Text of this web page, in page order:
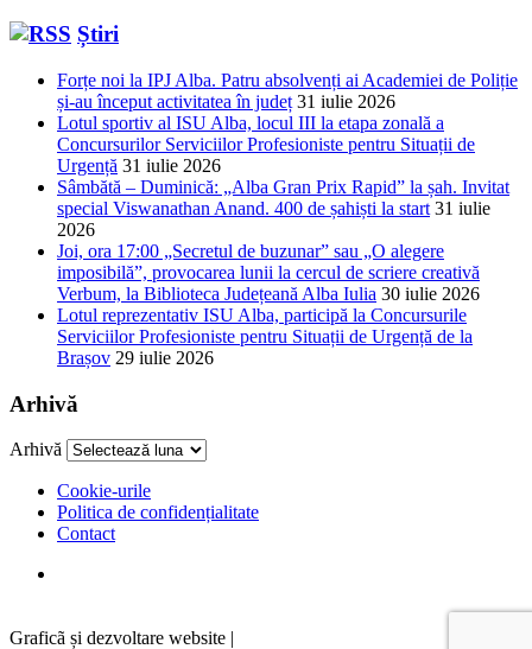
Știri
Forțe noi la IPJ Alba. Patru absolvenți ai Academiei de Poliție
și-au început activitatea în județ 31 iulie 2026
Lotul sportiv al ISU Alba, locul III la etapa zonală a
Concursurilor Serviciilor Profesioniste pentru Situații de
Urgență 31 iulie 2026
Sâmbătă – Duminică: „Alba Gran Prix Rapid” la șah. Invitat
special Viswanathan Anand. 400 de șahiști la start 31 iulie
2026
Joi, ora 17:00 „Secretul de buzunar” sau „O alegere
imposibilă”, provocarea lunii la cercul de scriere creativă
Verbum, la Biblioteca Județeană Alba Iulia 30 iulie 2026
Lotul reprezentativ ISU Alba, participă la Concursurile
Serviciilor Profesioniste pentru Situații de Urgență de la
Brașov 29 iulie 2026
Arhivă
Arhivă
Cookie-urile
Politica de confidențialitate
Contact
Graficã și dezvoltare website |